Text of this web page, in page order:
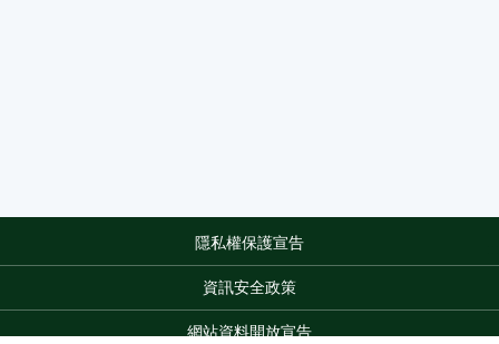
隱私權保護宣告
資訊安全政策
網站資料開放宣告